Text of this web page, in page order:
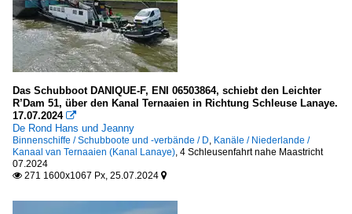
Das Schubboot DANIQUE-F, ENI 06503864, schiebt den Leichter
R’Dam 51, über den Kanal Ternaaien in Richtung Schleuse Lanaye.
17.07.2024 
De Rond Hans und Jeanny
Binnenschiffe / Schubboote und -verbände / D, Kanäle / Niederlande /
Kanaal van Ternaaien (Kanal Lanaye), 4 Schleusenfahrt nahe Maastricht
07.2024
 271 1600x1067 Px, 25.07.2024 